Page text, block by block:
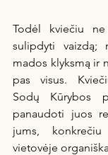
Todėl kviečiu
sulipdyti
mados klyksmą ir
pas visus.
Sodų Kūrybos
panaudoti juos
jums,
vietovėje